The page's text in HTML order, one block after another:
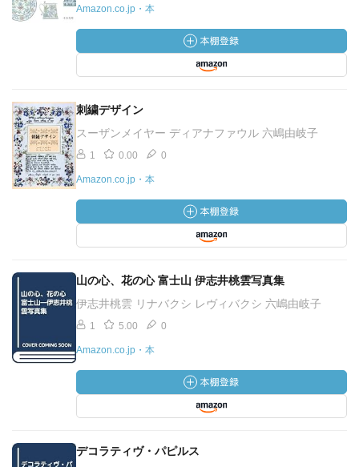
Amazon.co.jp・本
刺繍デザイン
スーザンメイヤー ディアナファウル 六嶋由岐子
1 0.00 0
Amazon.co.jp・本
山の心、花の心 富士山 伊志井桃雲写真集
伊志井桃雲 リナバクシ レヴィバクシ 六嶋由岐子
1 5.00 0
Amazon.co.jp・本
デコラティヴ・パピルス